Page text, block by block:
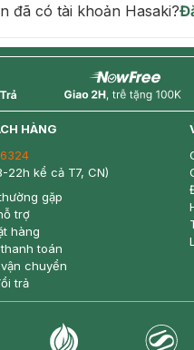
đã có tài khoản Hasaki?
nowfree
HÀNG
22h kể cả T7, CN)
gặp
trợ
hàng
toán
chuyển
trả